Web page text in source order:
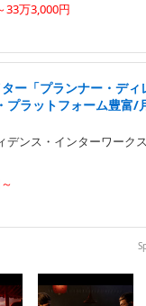
33万3,000円
ー「プランナー・ディ
プラットフォーム豊富/
デンス・インターワークス